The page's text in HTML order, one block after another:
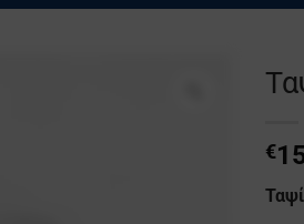
€